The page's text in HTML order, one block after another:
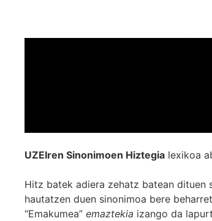
UZEIren Sinonimoen Hiztegia lexikoa
Hitz batek adiera zehatz batean dituen
hautatzen duen sinonimoa bere
“Emakumea” emaztekia izango da